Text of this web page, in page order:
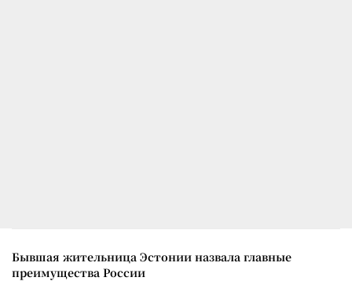
Бывшая жительница Эстонии назвала главные
преимущества России